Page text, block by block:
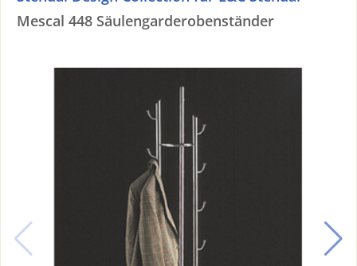
Mescal 448 Säulengarderobenständer